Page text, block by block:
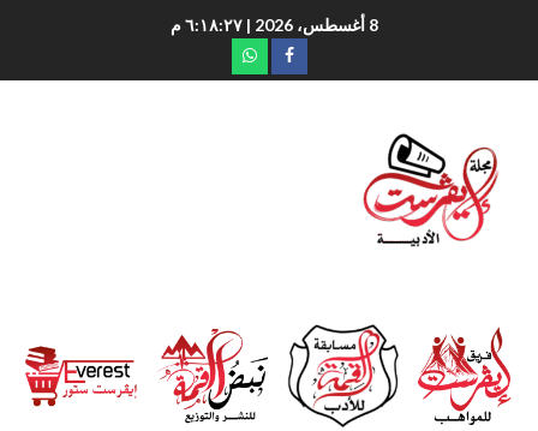
8 أغسطس، 2026 | ٦:١٨:٢٨ م